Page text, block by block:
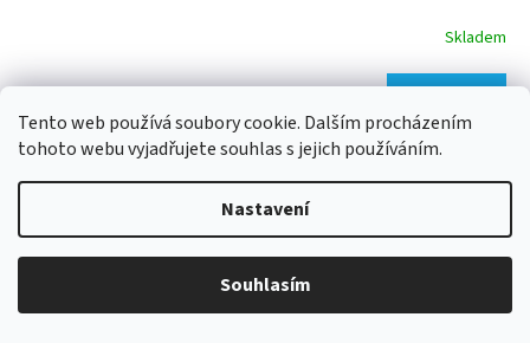
Tento web používá soubory cookie. Dalším procházením
tohoto webu vyjadřujete souhlas s jejich používáním.
Nastavení
Souhlasím
Skladem
Rustikální domácí mexická salsa s rajčaty, cibulí, chilli a koriandrem.
nepřebije ostatní ingredience. Skvělá k...